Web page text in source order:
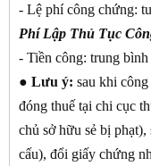
- Lệ phí công chứng:
Phí Lập Thủ Tục
- Tiền công: trung bình
● Lưu ý: sau khi
đóng thuế tại chi cục
chủ sở hữu sẻ bị
cấu), đổi giấy chứng